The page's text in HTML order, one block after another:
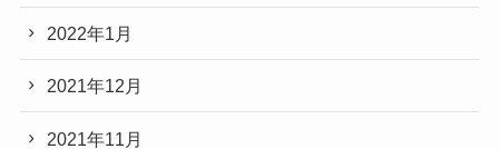
2022年1月
2021年12月
2021年11月